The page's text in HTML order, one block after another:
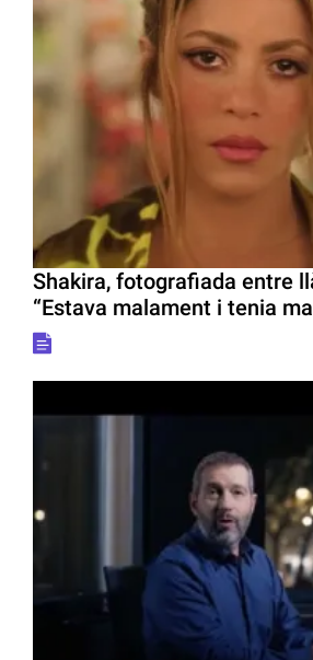
Shakira, fotografiada entre
“Estava malament i tenia